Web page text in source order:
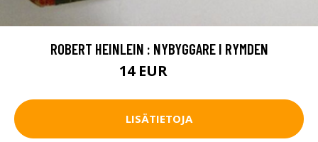
ROBERT HEINLEIN : NYBYGGARE I RYMDEN
14 EUR
LISÄTIETOJA